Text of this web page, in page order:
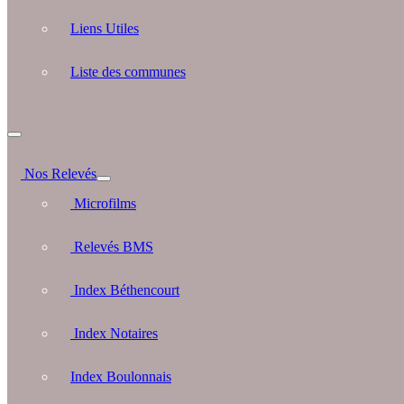
Liens Utiles
Liste des communes
Nos Relevés
Microfilms
Relevés BMS
Index Béthencourt
Index Notaires
Index Boulonnais